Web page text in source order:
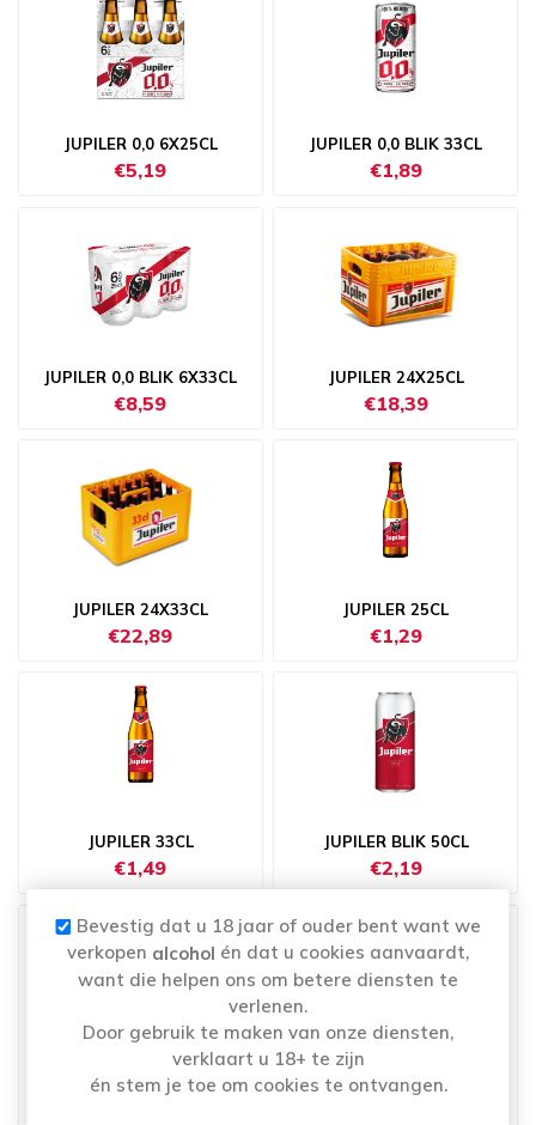
JUPILER 0,0 6X25CL
€5,19
JUPILER 0,0 BLIK 33CL
€1,89
JUPILER 0,0 BLIK 6X33CL
€8,59
JUPILER 24X25CL
€18,39
JUPILER 24X33CL
€22,89
JUPILER 25CL
€1,29
JUPILER 33CL
€1,49
JUPILER BLIK 50CL
€2,19
JUPILER BLIK 8X50CL
€13,99
JUPILER BLUE 24X25CL
€19,49
Bevestig dat u 18 jaar of ouder bent want we
verkopen alcohol én dat u cookies aanvaardt,
want die helpen ons om betere diensten te
verlenen.
Door gebruik te maken van onze diensten,
verklaart u 18+ te zijn
én stem je toe om cookies te ontvangen.